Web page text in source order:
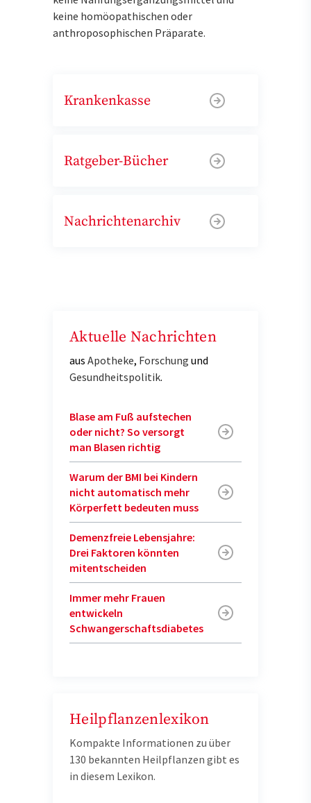
keine homöopathischen oder
anthroposophischen Präparate.
Krankenkasse
Ratgeber-Bücher
Nachrichtenarchiv
Aktuelle Nachrichten
aus Apotheke, Forschung und
Gesundheitspolitik.
Blase am Fuß aufstechen
oder nicht? So versorgt
man Blasen richtig
Warum der BMI bei Kindern
nicht automatisch mehr
Körperfett bedeuten muss
Demenzfreie Lebensjahre:
Drei Faktoren könnten
mitentscheiden
Immer mehr Frauen
entwickeln
Schwangerschaftsdiabetes
Heilpflanzenlexikon
Kompakte Informationen zu über
130 bekannten Heilpflanzen gibt es
in diesem Lexikon.